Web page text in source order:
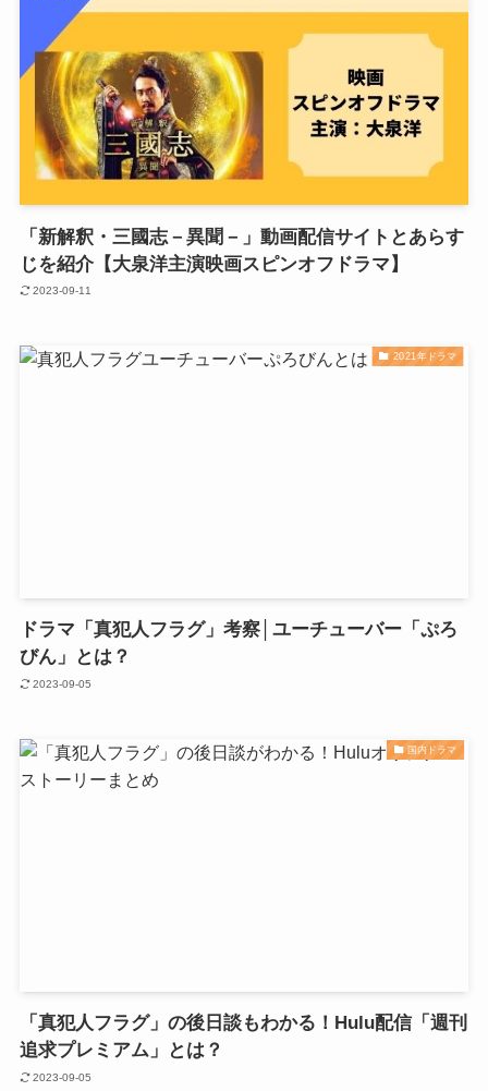
「新解釈・三國志－異聞－」動画配信サイトとあらす
じを紹介【大泉洋主演映画スピンオフドラマ】
2023-09-11
2021年ドラマ
ドラマ「真犯人フラグ」考察│ユーチューバー「ぷろ
びん」とは？
2023-09-05
国内ドラマ
「真犯人フラグ」の後日談もわかる！Hulu配信「週刊
追求プレミアム」とは？
2023-09-05